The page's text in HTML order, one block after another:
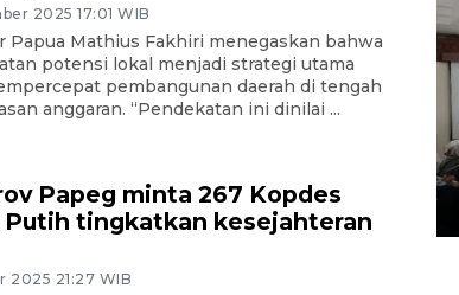
2025 17:01 WIB
Papua Mathius Fakhiri menegaskan bahwa
potensi lokal menjadi strategi utama
pembangunan daerah di tengah
anggaran. “Pendekatan ini dinilai ...
Papeg minta 267 Kopdes
Putih tingkatkan kesejahteran
2025 21:27 WIB
Antara Biro Papua
14 March 2022 15:11 WIB, 2022